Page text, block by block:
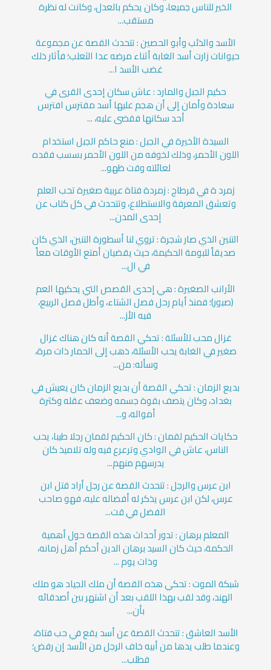
الخير للناس جميعا، وكان يحكم بالعدل، وكانت له نظرة
مستقب...
الأسد والذئب وأبو الحصين : تتحدث القصة عن مجموعة
حيوانات زارت أسد الغابة أثناء مرضه عدا الثعلب؛ فأثار ذلك
غضب الأسد ا...
حكيم الجبل والمارد : عاش سكان إحدى القرى في
سعادة وأمان إلى أن هجم عليها أسد مفترس افترس
أحد سكانها فقضى عليه، ...
السيدة الأخيرة في الجبل : منع حاكم الجبل استخدام
اللون الأحمر، وذلك لخوفه من اللون الأحمر بسسب فقده
لعائلته وقت ظهو...
زمرد ة في قرطاج : زمردة فتاة عربية صغيرة تحب العلم
وتعشق المعرفة والاستطلاع، وتتحدث في كل كتاب عن
إحدى المدن...
التنين الذي صار شجرة : تروي لنا أسطورة التنين، الذي كان
صديقاً للبومة الحكيمة، حيث يقضيان أمتع الأوقات معاً
في ال...
الأرانب الصغيرة : هي إحدى القصص التي يحكيها العم
(صبور)؛ فمنذ أيام رحل فصل الشتاء، وأطل فصل الربيع،
فيه الأز...
غزال محب للأسئلة : تحكي القصة أنه كان هناك غزال
صغير في الغابة يحب الأسئلة، ذهب إلى الحمار ذات مرة،
وسأله: من...
بديع الزمان : تحكي القصة أن بديع الزمان كان يعيش في
بغداد، وكان يتصف بقوة جسمه وضعف عقله وكثرة
أمواله، و...
حكايات الحكيم لقمان : كان الحكيم لقمان رجلا طيبا، يحب
الناس، عاش في الوادي وترعرع فيه وله تلاميذ كان
يدرسهم منهم...
ابن عرس والرجل : تتحدث القصة عن رجل أراد قتل ابن
عرس، لكن ابن عرس يذكر له أفضاله عليه، فهو صاحب
الفضل في قت...
المعلم برهان : تدور أحداث هذه القصة حول أهمية
الحكمة، حيث كان السيد برهان الدين أحكم أهل زمانه،
وذات يوم ...
شبكة الموت : تحكي هذه القصة أن ملك الجياد هو ملك
الهند، وقد لقب بهذا اللقب بعد أن اشتهر بين أصدقائه
بأن...
الأسد العاشق : تتحدث القصة عن أسد يقع في حب فتاة،
وعندما طلب يدها من أبيه خاف الرجل من الأسد إن رفض؛
فطلب...